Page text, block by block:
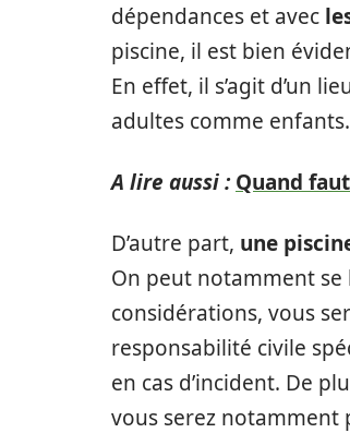
dépendances et avec
piscine, il est bien
En effet, il s’agit d’un
adultes comme enfants.
A lire aussi : Quand
D’autre part, une
On peut notamment se
considérations, vous
responsabilité civile
en cas d’incident. De
vous serez notamment